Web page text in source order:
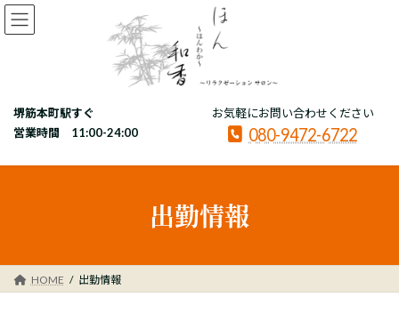
コ
ン
プ
ナ
ビ
動
堺筋本町駅すぐ
営業時間 11:00-24:00
お気軽にお問い合わせください
080-9472-6722
出勤情報
HOME 出勤情報